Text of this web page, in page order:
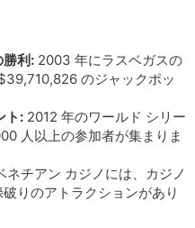
勝利: 2003 年にラスベガスの
のジャックポッ
ト: 2012 年のワールド シリー
人以上の参加者が集まりま
ネチアン カジノには、カジノ
りのアトラクションがあり